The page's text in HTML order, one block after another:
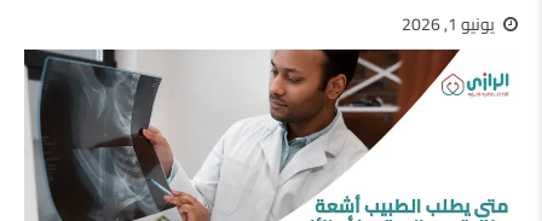
يونيو 1, 2026